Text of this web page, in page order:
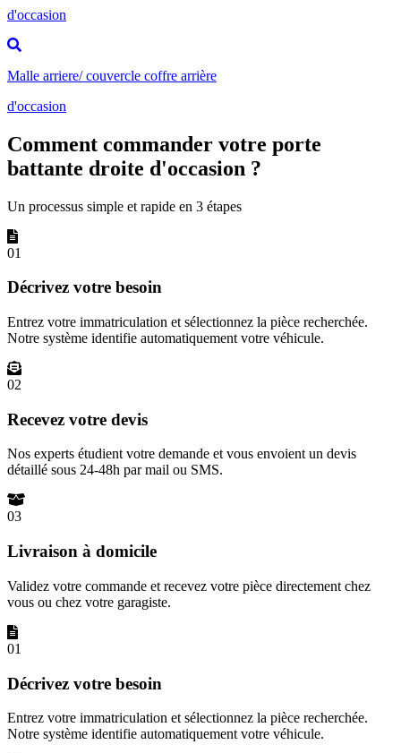
d'occasion
Malle arriere/ couvercle coffre arrière
d'occasion
Comment commander votre porte
battante droite d'occasion ?
Un processus simple et rapide en 3 étapes
01
Décrivez votre besoin
Entrez votre immatriculation et sélectionnez la pièce recherchée.
Notre système identifie automatiquement votre véhicule.
02
Recevez votre devis
Nos experts étudient votre demande et vous envoient un devis
détaillé sous 24-48h par mail ou SMS.
03
Livraison à domicile
Validez votre commande et recevez votre pièce directement chez
vous ou chez votre garagiste.
01
Décrivez votre besoin
Entrez votre immatriculation et sélectionnez la pièce recherchée.
Notre système identifie automatiquement votre véhicule.